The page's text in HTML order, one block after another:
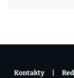
Kontakty